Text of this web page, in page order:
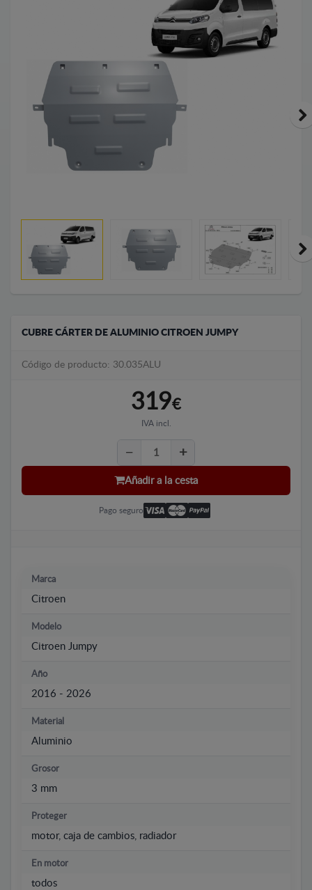
CUBRE CÁRTER DE ALUMINIO CITROEN JUMPY
Código de producto: 30.035ALU
319€
IVA incl.
Añadir a la cesta
Pago seguro
Marca
Citroen
Modelo
Citroen Jumpy
Año
2016 - 2026
Material
Aluminio
Grosor
3 mm
Proteger
motor, caja de cambios, radiador
En motor
todos